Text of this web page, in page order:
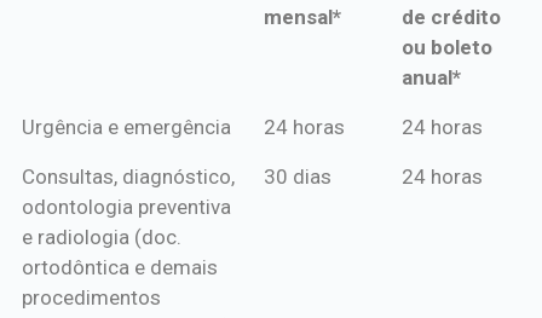
mensal*
de crédito
ou boleto
anual*
*Procedimentos Amil
*Pagamento
mensal*
*Pagamento
de crédito
Urgência e emergência 24 horas 24 horas
Consultas, diagnóstico,
odontologia preventiva
e radiologia (doc.
ortodôntica e demais
procedimentos
30 dias 24 horas